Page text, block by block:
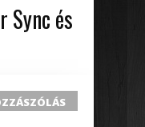
Sync és